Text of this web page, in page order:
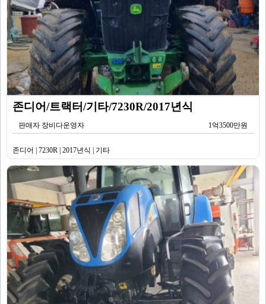
존디어/트랙터/기타/7230R/2017년식
판매자 장비다운영자 1억3500만원
존디어 | 7230R | 2017년식 | 기타